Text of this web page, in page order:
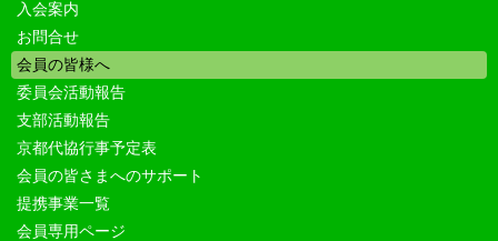
入会案内
お問合せ
会員の皆様へ
委員会活動報告
支部活動報告
京都代協行事予定表
会員の皆さまへのサポート
提携事業一覧
会員専用ページ